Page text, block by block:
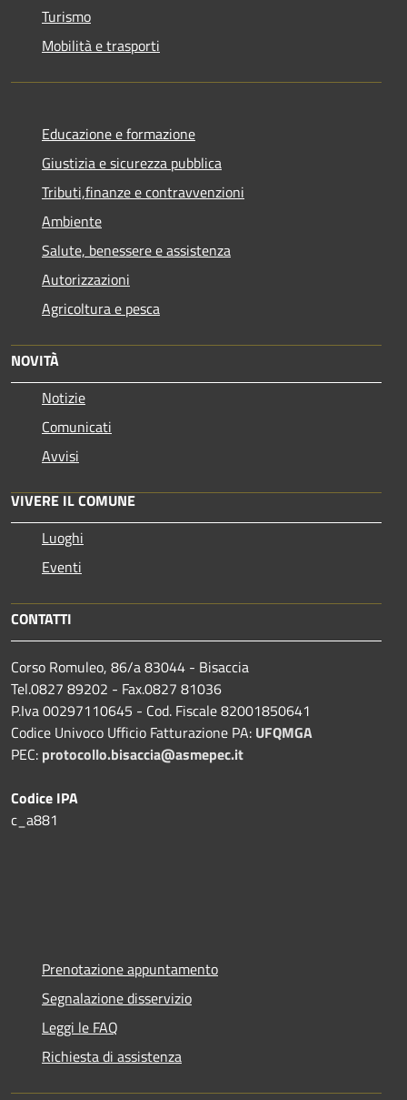
Turismo
Mobilità e trasporti
Educazione e formazione
Giustizia e sicurezza pubblica
Tributi,finanze e contravvenzioni
Ambiente
Salute, benessere e assistenza
Autorizzazioni
Agricoltura e pesca
NOVITÀ
Notizie
Comunicati
Avvisi
VIVERE IL COMUNE
Luoghi
Eventi
CONTATTI
Corso Romuleo, 86/a 83044 - Bisaccia
Tel.0827 89202 - Fax.0827 81036
P.Iva 00297110645 - Cod. Fiscale 82001850641
Codice Univoco Ufficio Fatturazione PA: UFQMGA
PEC: protocollo.bisaccia@asmepec.it
Codice IPA
c_a881
Prenotazione appuntamento
Segnalazione disservizio
Leggi le FAQ
Richiesta di assistenza